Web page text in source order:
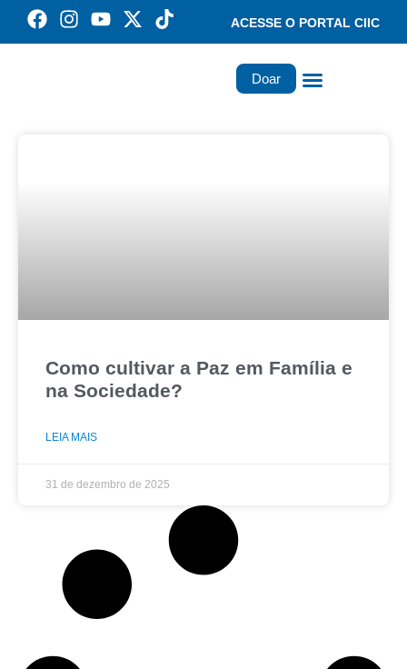
ACESSE O PORTAL CIIC
Doar
Como cultivar a Paz em Família e
na Sociedade?
LEIA MAIS
31 de dezembro de 2025